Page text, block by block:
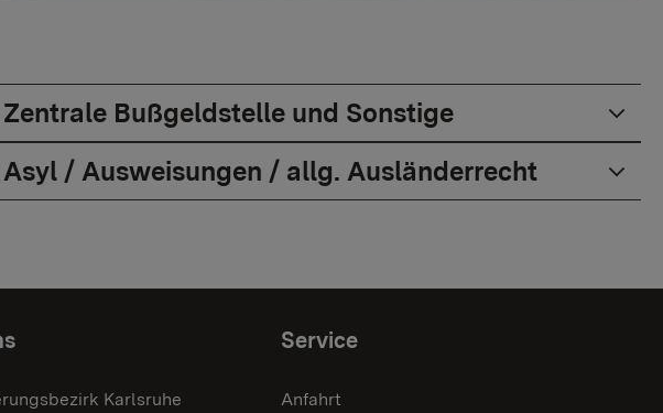
Bußgeldstelle und Sonstige
/ Ausweisungen / allg. Ausländerrecht
Karlsruhe
Service
Anfahrt